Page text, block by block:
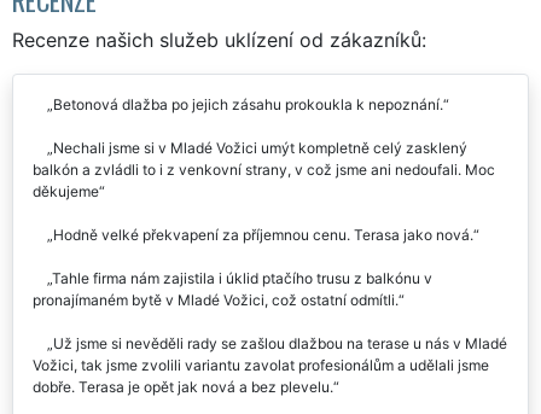
RECENZE
Recenze našich služeb uklízení od zákazníků:
Betonová dlažba po jejich zásahu prokoukla k nepoznání.
balkón a zvládli to i z venkovní strany, v což jsme ani nedoufali. Moc
Hodně velké překvapení za příjemnou cenu. Terasa jako nová.
Tahle firma nám zajistila i úklid ptačího trusu z balkónu v
pronajímaném bytě v Mladé Vožici, což ostatní odmítli.